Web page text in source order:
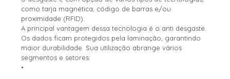
como tarja magnética, código de barras e/ou
proximidade (RFID).
A principal vantagem dessa tecnologia é o anti desgaste.
Os dados ficam protegidos pela laminação, garantindo
maior durabilidade. Sua utilização abrange vários
segmentos e setores:
•